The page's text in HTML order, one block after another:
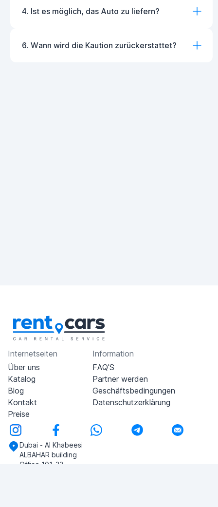
4. Ist es möglich, das Auto zu liefern?
6. Wann wird die Kaution zurückerstattet?
Internetseiten
Über uns
Katalog
Blog
Kontakt
Preise
Information
FAQ'S
Partner werden
Geschäftsbedingungen
Datenschutzerklärung
Dubai - Al Khabeesi
ALBAHAR building
Office 101-33